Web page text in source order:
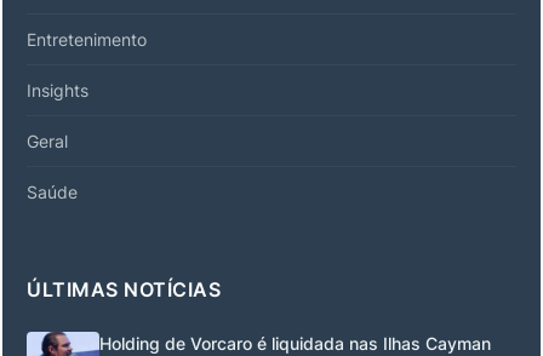
Entretenimento
Insights
Geral
Saúde
ÚLTIMAS NOTÍCIAS
Holding de Vorcaro é liquidada nas Ilhas Cayman